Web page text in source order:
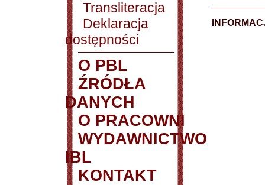
Transliteracja
Deklaracja
dostępności
O PBL
ŹRÓDŁA
DANYCH
O PRACOWNI
WYDAWNICTWO
IBL
KONTAKT